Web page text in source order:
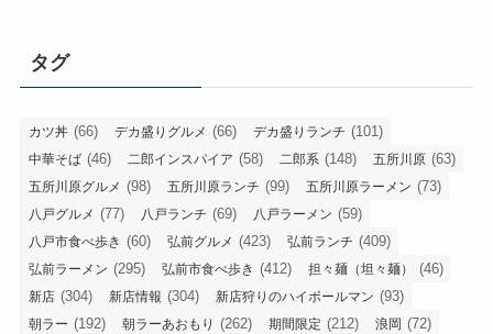
タグ
カツ丼 (66) デカ盛りグルメ (66) デカ盛りランチ (101)
中華そば (46) 二郎インスパイア (58) 二郎系 (148) 五所川原 (63)
五所川原グルメ (98) 五所川原ランチ (99) 五所川原ラーメン (73)
八戸グルメ (77) 八戸ランチ (69) 八戸ラーメン (59)
八戸市食べ歩き (60) 弘前グルメ (423) 弘前ランチ (409)
弘前ラーメン (295) 弘前市食べ歩き (412) 担々麺（坦々麺） (46)
新店 (304) 新店情報 (304) 新店狩りのハイボールマン (93)
朝ラー (192) 朝ラーあおもり (262) 期間限定 (212) 浪岡 (72)